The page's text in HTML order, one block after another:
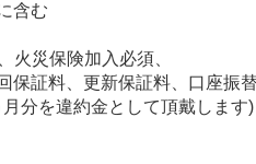
含む
災保険加入必須、
証料、更新保証料、口座振
分を違約金として頂戴します)